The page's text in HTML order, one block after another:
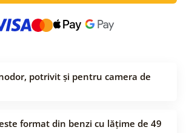
potrivit și pentru camera de
format din benzi cu lățime de 49